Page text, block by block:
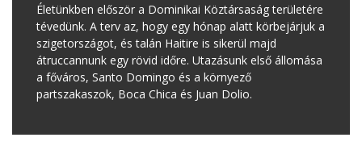
Életünkben először a Dominikai Köztársaság területére
tévedünk. A terv az, hogy egy hónap alatt körbejárjuk a
szigetországot, és talán Haitire is sikerül majd
átruccannunk egy rövid időre. Utazásunk első állomása
a főváros, Santo Domingo és a környező
partszakaszok, Boca Chica és Juan Dolio.